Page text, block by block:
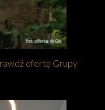
ofertę Grupy